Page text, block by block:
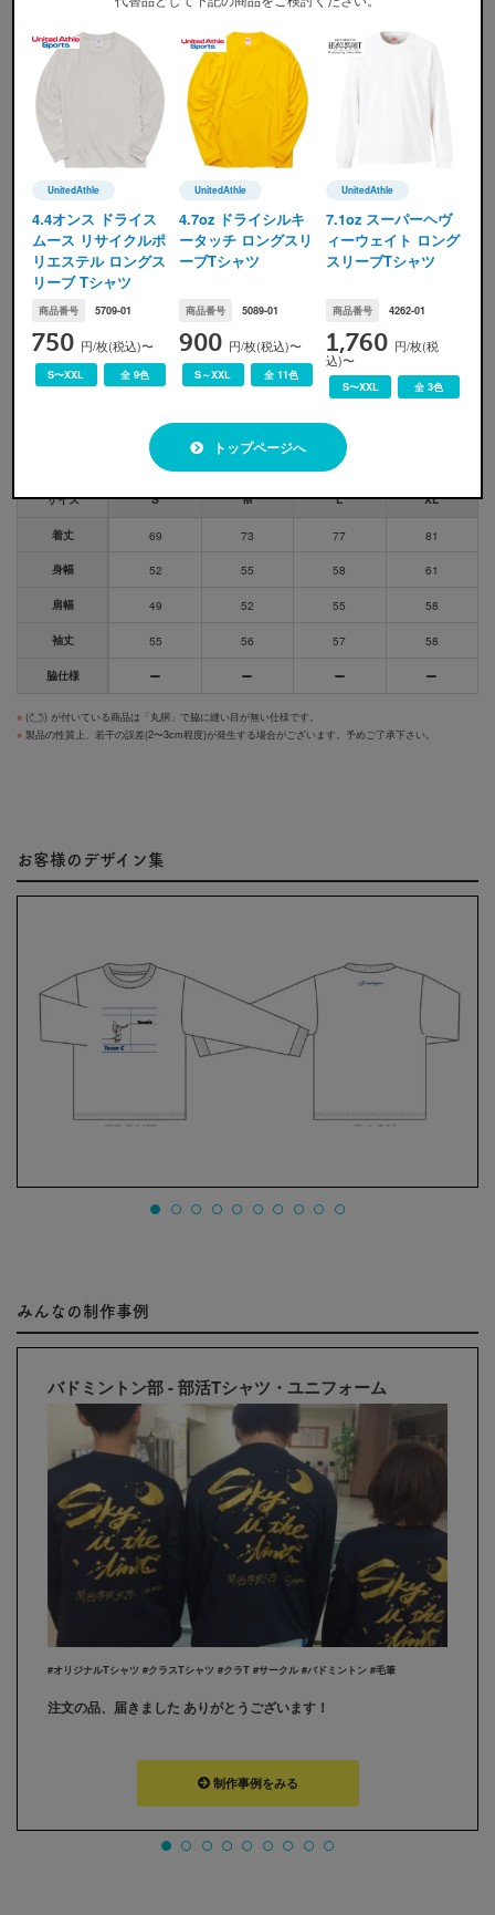
カラー展開
001 ホワイト 002 ブラック 006 ミックスグレー
サイズ展開
サイズ S M L XL
着丈 69 73 77 81
身幅 52 55 58 61
肩幅 49 52 55 58
袖丈 55 56 57 58
脇仕様
※ (
) が付いている商品は「丸胴」で脇に縫い目が無い仕様です。
※ 製品の性質上、若干の誤差(2〜3cm程度)が発生する場合がございます。予めご了承下さい。
UnitedAthle
UnitedAthle(ユナイテッドアスレ)
4.4オンス ドライス
ムース リサイクルポ
リエステル ロングス
リーブ Tシャツ
商品番号 5709-01
750 円/枚(税込)〜
S〜XXL 全 9色
UnitedAthle
UnitedAthle(ユナイテッドアスレ)
4.7oz ドライシルキ
ータッチ ロングスリ
ーブTシャツ
商品番号 5089-01
900 円/枚(税込)〜
S～XXL 全 11色
UnitedAthle
UnitedAthle(ユナイテッ
7.1oz スーパーヘヴ
ィーウェイト ロング
スリーブTシャツ
商品番号 4262-01
1,760 円/枚(税
込)〜
S〜XXL 全 3色
トップページへ
お客様のデザイン集
みんなの制作事例
バドミントン部 - 部活Tシャツ・ユニフォーム
#オリジナルTシャツ #クラスTシャツ #クラT #サークル #バドミントン #毛筆
注文の品、届きました ありがとうございます！
制作事例をみる